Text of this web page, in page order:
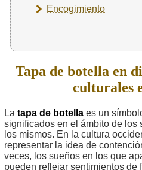
Encogimiento
Tapa de botella en
culturales
La tapa de botella es un
significados en el ámbito de los
los mismos. En la cultura
representar la idea de
veces, los sueños en los que
pueden reflejar sentimientos de